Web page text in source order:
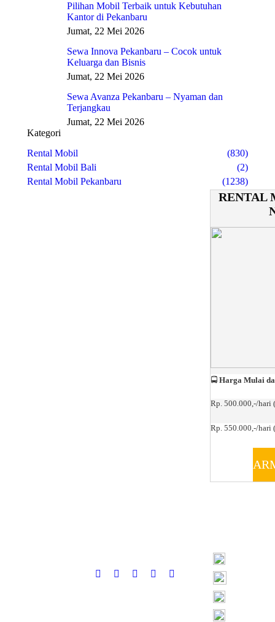
Pilihan Mobil Terbaik untuk Kebutuhan
Kantor di Pekanbaru
Jumat, 22 Mei 2026
Sewa Innova Pekanbaru – Cocok untuk
Keluarga dan Bisnis
Jumat, 22 Mei 2026
Sewa Avanza Pekanbaru – Nyaman dan
Terjangkau
Jumat, 22 Mei 2026
Kategori
Rental Mobil
(830)
Rental Mobil Bali
(2)
Rental Mobil Pekanbaru
(1238)
RENTAL
🚍 Harga Mulai
Rp. 500.000,-/hari
Rp. 550.000,-/hari